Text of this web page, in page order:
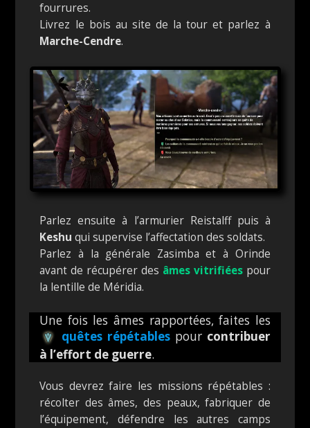
fourrures.
Livrez le bois au site de la tour et parlez à
Marche-Cendre.
Parlez ensuite à l’armurier Reistalff puis à
Keshuqui supervise l’affectation des soldats.
Parlez à la générale Zasimba et à Orinde
avant de récupérer des âmes vitrifiéespour
la lentille de Méridia.
Une fois les âmes rapportées, faites les
quêtes répétables pour contribuer
à l’effort de guerre.
Vous devrez faire les missions répétables :
récolter des âmes, des peaux, fabriquer de
l’équipement, défendre les autres camps